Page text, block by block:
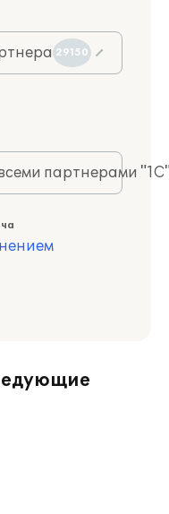
29150
партнерами